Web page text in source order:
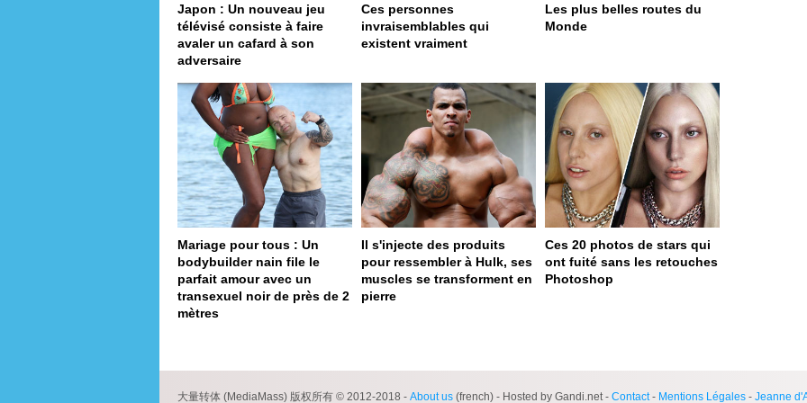
Japon : Un nouveau jeu
télévisé consiste à faire
avaler un cafard à son
adversaire
Ces personnes
invraisemblables qui
existent vraiment
Les plus belles routes du
Monde
Mariage pour tous : Un
bodybuilder nain file le
parfait amour avec un
transexuel noir de près de 2
mètres
Il s'injecte des produits
pour ressembler à Hulk, ses
muscles se transforment en
pierre
Ces 20 photos de stars qui
ont fuité sans les retouches
Photoshop
大量转体 (MediaMass) 版权所有 © 2012-2018 - About us (french) - Hosted by Gandi.net - Contact- Mentions Légales - Jeanne